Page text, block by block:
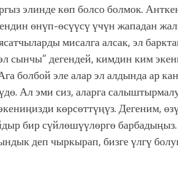
элинде көп болсо болмок.
өнүп-өсүүсү үчүн жападан
мисалга алсак, эл
сынчы” дегендей, кимдин ким
болбой эле алар эл алдында ар
Ал эми сиз, аларга
көрсөттүңүз. Дегеним,
бир сүйлөшүүлөргө
деп чыркырап, бизге үлгү